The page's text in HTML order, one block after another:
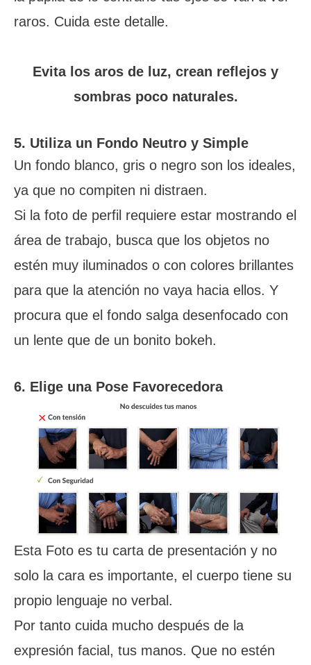
raros. Cuida este detalle.
Evita los aros de luz, crean reflejos y
sombras poco naturales.
5. Utiliza un Fondo Neutro y Simple
Un fondo blanco, gris o negro son los ideales,
ya que no compiten ni distraen.
Si la foto de perfil requiere estar mostrando el
área de trabajo, busca que los objetos no
estén muy iluminados o con colores brillantes
para que la atención no vaya hacia ellos. Y
procura que el fondo salga desenfocado con
un lente que de un bonito bokeh.
6. Elige una Pose Favorecedora
Esta Foto es tu carta de presentación y no
solo la cara es importante, el cuerpo tiene su
propio lenguaje no verbal.
Por tanto cuida mucho después de la
expresión facial, tus manos. Que no estén